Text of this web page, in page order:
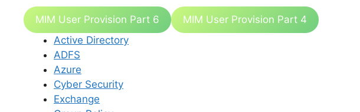
MIM User Provision Part 6
MIM User Provision Part 4
Active Directory
ADFS
Azure
Cyber Security
Exchange